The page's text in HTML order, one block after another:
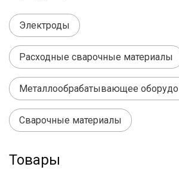
Электроды
Расходные сварочные материалы
Металлообрабатывающее
Сварочные материалы
Товары